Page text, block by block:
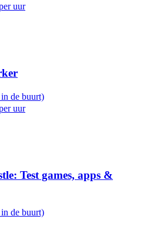
uur
de buurt)
uur
Test games, apps &
de buurt)